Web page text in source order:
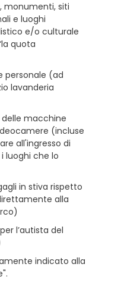
monumenti, siti
e luoghi
e/o culturale
quota
personale (ad
lavanderia
delle macchine
(incluse
all'ingresso di
luoghi che lo
in stiva rispetto
alla
l’autista del
indicato alla